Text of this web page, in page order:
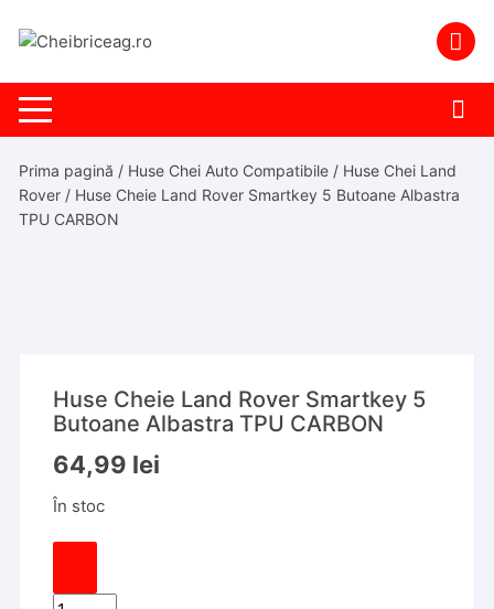
Prima pagină / Huse Chei Auto Compatibile / Huse Chei Land
Rover / Huse Cheie Land Rover Smartkey 5 Butoane Albastra
TPU CARBON
Huse Cheie Land Rover Smartkey 5
Butoane Albastra TPU CARBON
64,99 lei
În stoc